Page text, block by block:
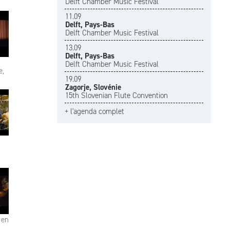
11.09
Delft, Pays-Bas
Delft Chamber Music Festival
13.09
Delft, Pays-Bas
Delft Chamber Music Festival
19.09
Zagorje, Slovénie
15th Slovenian Flute Convention
+ l'agenda complet